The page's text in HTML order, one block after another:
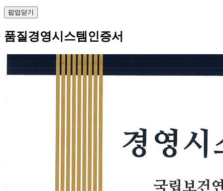
팝업닫기
품질경영시스템인증서